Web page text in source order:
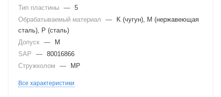
Тип пластины — 5
Обрабатываемый материал
—
K (чугун), M (нержавеющая
сталь), P (сталь)
Допуск —
M
SAP
— 80016866
Стружколом
— MP
Все характеристики